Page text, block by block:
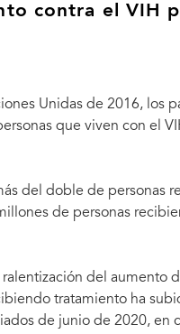
contra el VIH
Unidas de 2016, los
que viven con el
del doble de personas
de personas
del aumento
tratamiento ha
de junio de 2020, en